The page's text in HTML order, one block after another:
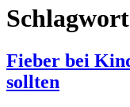
Fieber bei
sollten